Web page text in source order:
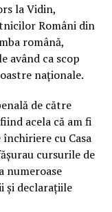
la Vidin,
Români din
română,
având ca scop
naționale.
de către
acela că am fi
cu Casa
cursurile de
numeroase
și declarațiile